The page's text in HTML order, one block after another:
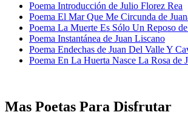
Poema Introducción de Julio Florez Rea
Poema El Mar Que Me Circunda de
Poema La Muerte Es Sólo Un Reposo
Poema Instantánea de Juan Liscano
Poema Endechas de Juan Del Valle Y
Poema En La Huerta Nasce La Rosa de
Mas Poetas Para Disfrutar